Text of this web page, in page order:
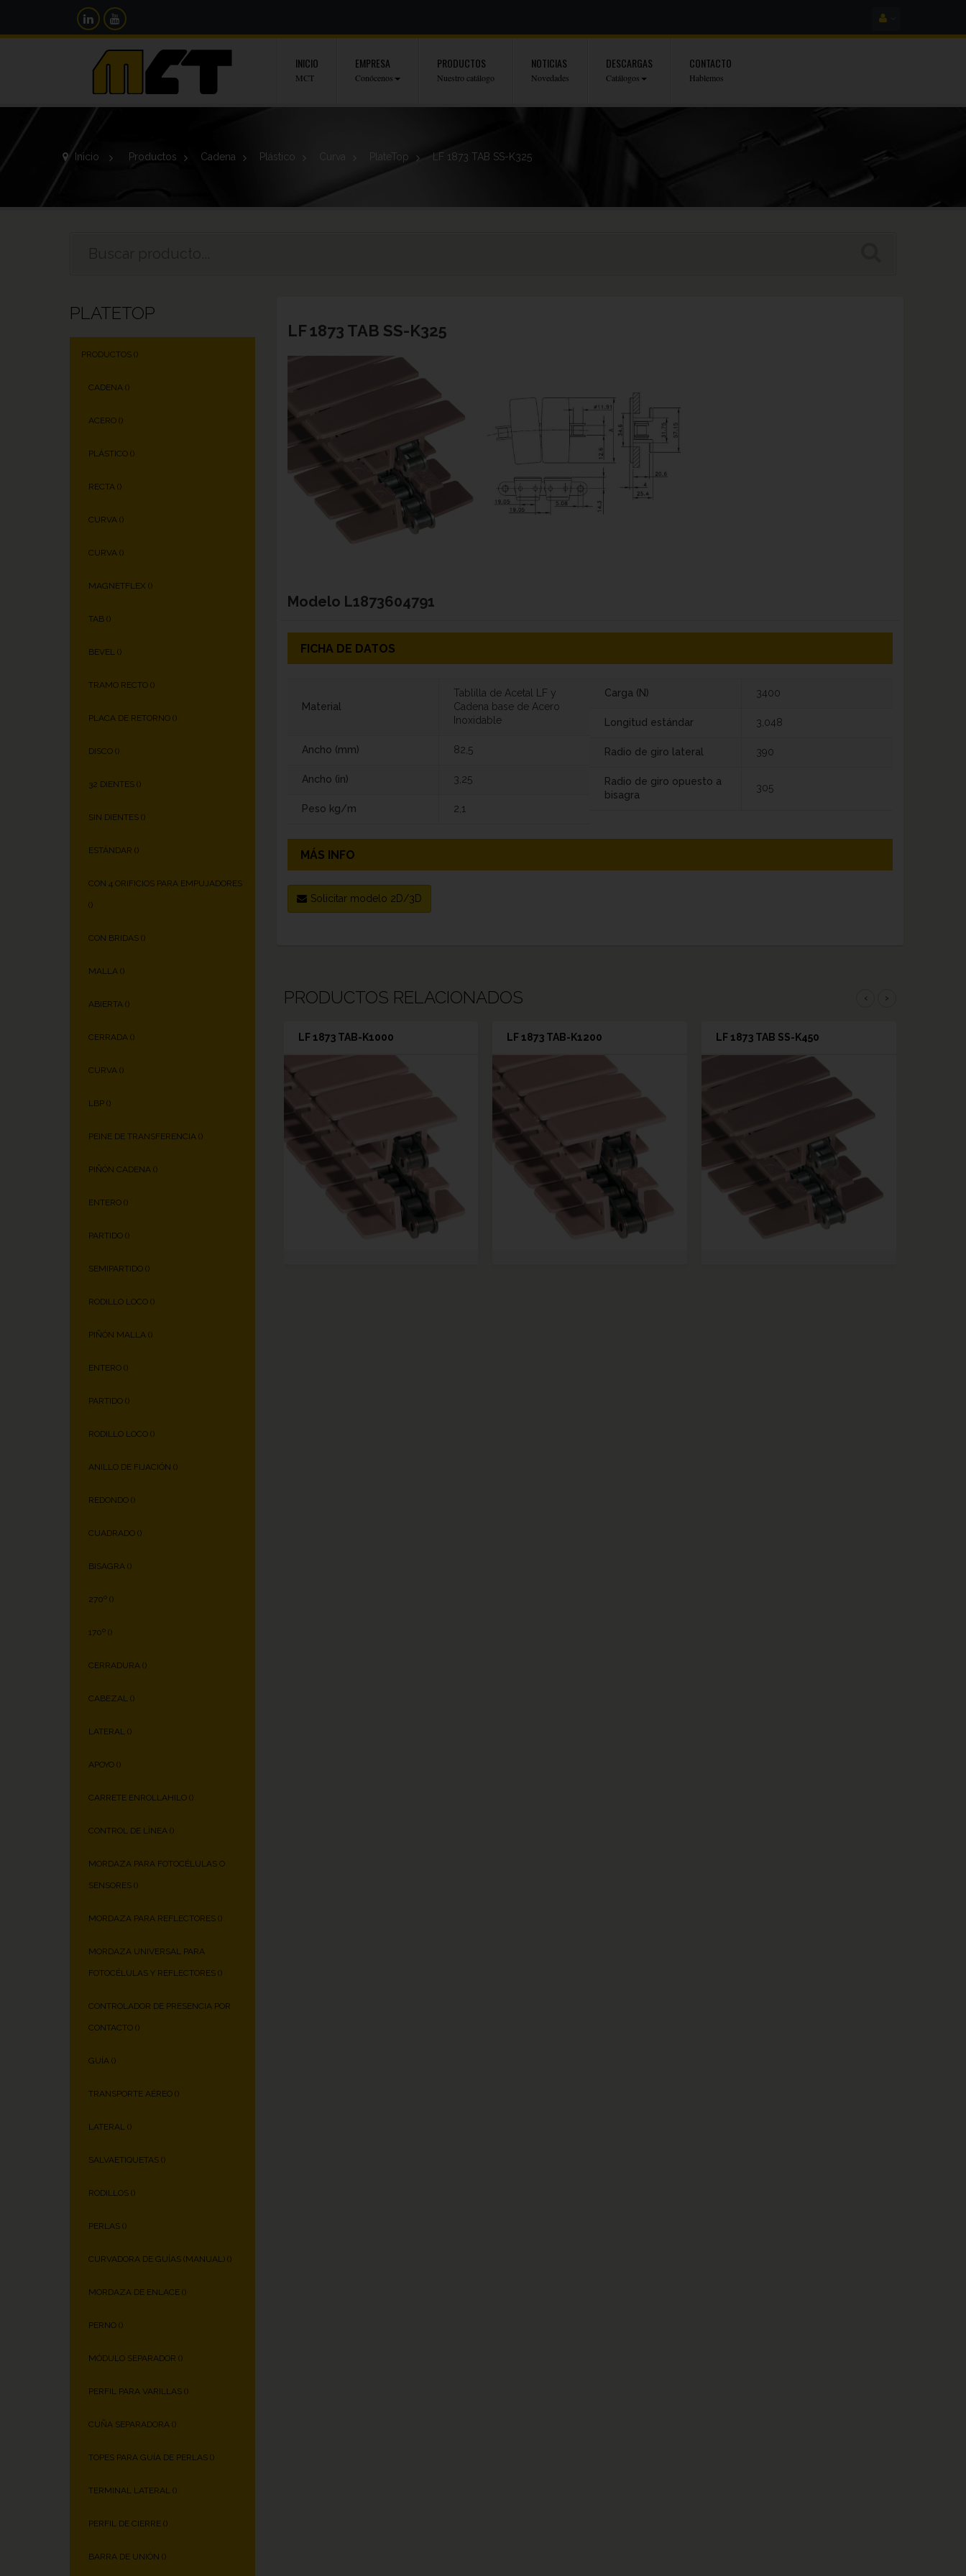
INICIO
MCT
EMPRESA
Conócenos
PRODUCTOS
Nuestro catálogo
NOTICIAS
Novedades
DESCARGAS
Catálogos
CONTACTO
Hablemos
Inicio > Productos > Cadena > Plástico > Curva > PlateTop > LF 1873 TAB SS-K325
PLATETOP
PRODUCTOS ()
CADENA ()
ACERO ()
PLÁSTICO ()
RECTA ()
CURVA ()
CURVA ()
MAGNETFLEX ()
TAB ()
BEVEL ()
TRAMO RECTO ()
PLACA DE RETORNO ()
DISCO ()
32 DIENTES ()
SIN DIENTES ()
ESTÁNDAR ()
CON 4 ORIFICIOS PARA EMPUJADORES
()
CON BRIDAS ()
MALLA ()
ABIERTA ()
CERRADA ()
CURVA ()
LBP ()
PEINE DE TRANSFERENCIA ()
PIÑÓN CADENA ()
ENTERO ()
PARTIDO ()
SEMIPARTIDO ()
RODILLO LOCO ()
PIÑÓN MALLA ()
ENTERO ()
PARTIDO ()
RODILLO LOCO ()
ANILLO DE FIJACIÓN ()
REDONDO ()
CUADRADO ()
BISAGRA ()
270º ()
170º ()
CERRADURA ()
CABEZAL ()
LATERAL ()
APOYO ()
CARRETE ENROLLAHILO ()
CONTROL DE LÍNEA ()
MORDAZA PARA FOTOCÉLULAS O
SENSORES ()
MORDAZA PARA REFLECTORES ()
MORDAZA UNIVERSAL PARA
FOTOCÉLULAS Y REFLECTORES ()
CONTROLADOR DE PRESENCIA POR
CONTACTO ()
GUÍA ()
TRANSPORTE AÉREO ()
LATERAL ()
SALVAETIQUETAS ()
RODILLOS ()
PERLAS ()
CURVADORA DE GUÍAS (MANUAL) ()
MORDAZA DE ENLACE ()
PERNO ()
MÓDULO SEPARADOR ()
PERFIL PARA VARILLAS ()
CUÑA SEPARADORA ()
TOPES PARA GUÍA DE PERLAS ()
TERMINAL LATERAL ()
PERFIL DE CIERRE ()
BARRA DE UNIÓN ()
LF 1873 TAB SS-K325
Modelo L1873604791
FICHA DE DATOS
Material
Tablilla de Acetal LF y
Cadena base de Acero
Inoxidable
Ancho (mm) 82,5
Ancho (in) 3,25
Peso kg/m 2,1
Carga (N) 3400
Longitud estándar 3,048
Radio de giro lateral 390
Radio de giro opuesto a
bisagra
305
MÁS INFO
Solicitar modelo 2D/3D
PRODUCTOS RELACIONADOS ‹ ›
LF 1873 TAB-K1000 LF 1873 TAB-K1200 LF 1873 TAB SS-K450